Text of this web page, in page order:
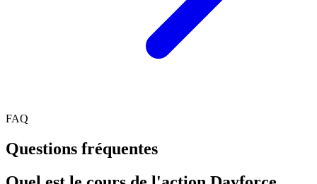
FAQ
Questions fréquentes